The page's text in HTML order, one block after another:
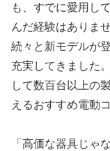
も、すでに愛用し
んだ経験はありま
続々と新モデルが
充実してきました
して数百台以上の
えるおすすめ電動
「高価な器具じゃ